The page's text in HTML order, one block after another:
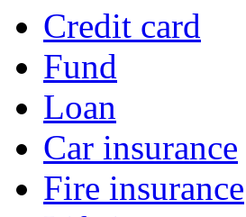
Credit card
Fund
Loan
Car insurance
Fire insurance